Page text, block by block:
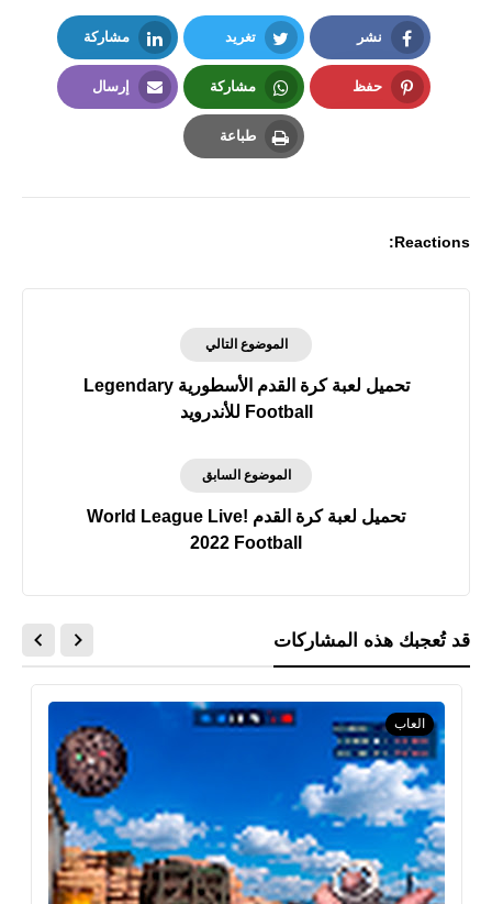
نشر
Facebook
تغريد
Twitter
مشاركة
LinkedIn
حفظ مشاركة
Whatsapp
إرسال
طباعة
Reactions:
الموضوع التالي
تحميل لعبة كرة القدم الأسطورية Legendary
Football‏ للأندرويد
الموضوع السابق
تحميل لعبة كرة القدم World League Live!
Football‏ 2022
قد تُعجبك هذه المشاركات
العاب